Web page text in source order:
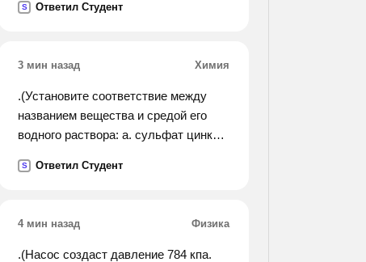
поверхности воды и на дне реки если
S Ответил Студент
3 мин назад Химия
.(Установите соответствие между
названием вещества и средой его
водного раствора: а. сульфат цинка
1.кислотная в. фторид калия
S Ответил Студент
4 мин назад Физика
.(Насос создаст давление 784 кпа.